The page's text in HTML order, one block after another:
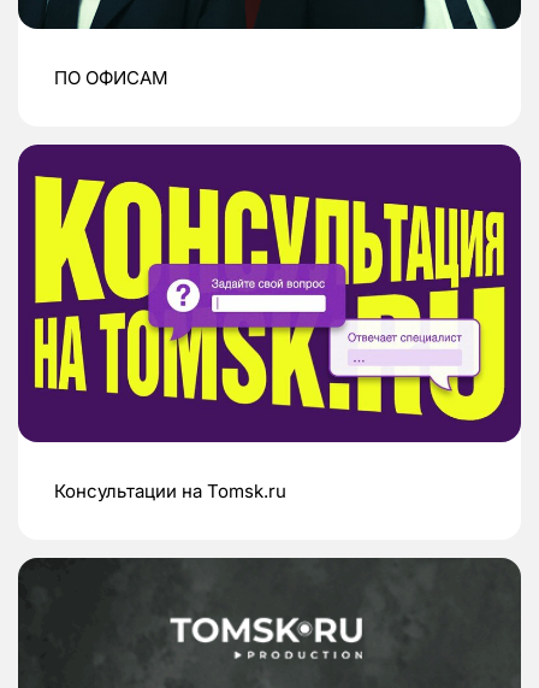
ПО ОФИСАМ
Консультации на Tomsk.ru